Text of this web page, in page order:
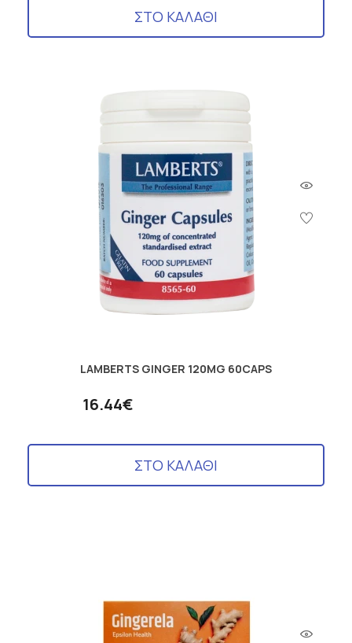
ΣΤΟ ΚΑΛΑΘΙ
LAMBERTS GINGER 120MG 60CAPS
16.44€
ΣΤΟ ΚΑΛΑΘΙ